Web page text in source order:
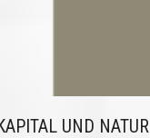
UND NATUR